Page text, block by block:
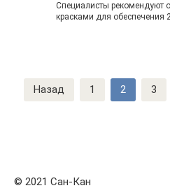
Специалисты рекомендуют
красками для обеспечения
Навигация
по
Назад 1 2 3
© 2021 Сан-Кан